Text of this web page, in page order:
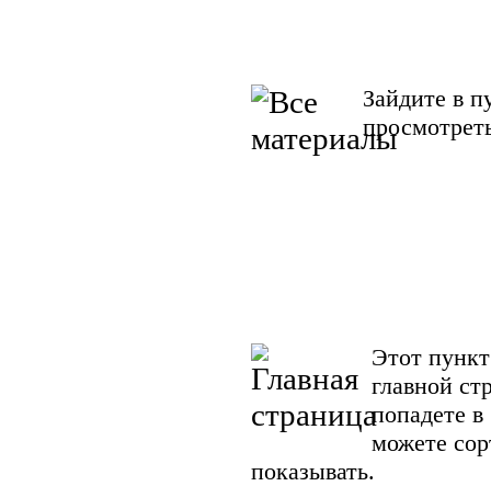
Зайдите в
Этот
главной
попадете
можете
показывать.